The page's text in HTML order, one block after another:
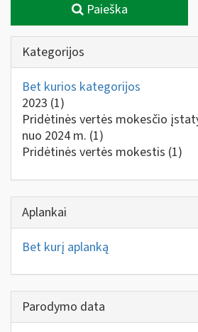
Paieška
Kategorijos
Bet kurios kategorijos
2023 (1)
Pridėtinės vertės mokesčio
nuo 2024 m. (1)
Pridėtinės vertės mokestis (1)
Aplankai
Bet kurį aplanką
Parodymo data